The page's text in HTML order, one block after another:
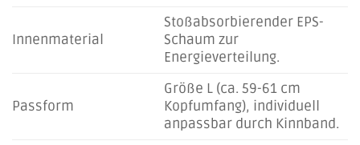
Innenmaterial
Stoßabsorbierender EPS-
Schaum zur
Energieverteilung.
Passform
Größe L (ca. 59-61 cm
Kopfumfang), individuell
anpassbar durch Kinnband.